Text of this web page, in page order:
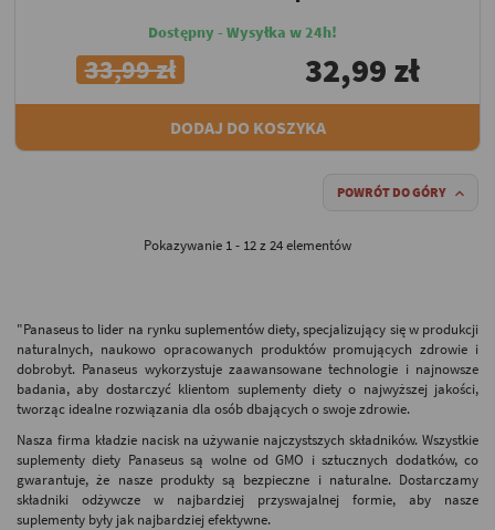
Dostępny - Wysyłka w 24h!
33,99 zł 32,99 zł
DODAJ DO KOSZYKA
POWRÓT DO GÓRY 
Pokazywanie 1 - 12 z 24 elementów
"Panaseus to lider na rynku suplementów diety, specjalizujący się w produkcji
naturalnych, naukowo opracowanych produktów promujących zdrowie i
dobrobyt. Panaseus wykorzystuje zaawansowane technologie i najnowsze
badania, aby dostarczyć klientom suplementy diety o najwyższej jakości,
tworząc idealne rozwiązania dla osób dbających o swoje zdrowie.
Nasza firma kładzie nacisk na używanie najczystszych składników. Wszystkie
suplementy diety Panaseus są wolne od GMO i sztucznych dodatków, co
gwarantuje, że nasze produkty są bezpieczne i naturalne. Dostarczamy
składniki odżywcze w najbardziej przyswajalnej formie, aby nasze
suplementy były jak najbardziej efektywne.